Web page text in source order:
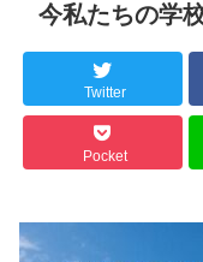
今私たちの学
Twitter
Pocket